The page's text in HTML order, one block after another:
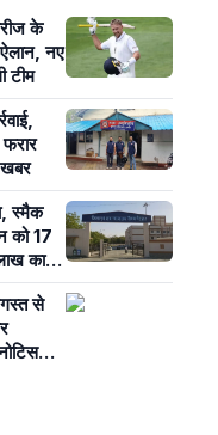
के
नए
टीम
खबर
स्मैक
को 17
का
से